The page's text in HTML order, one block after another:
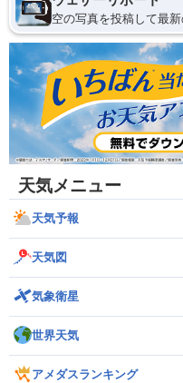
空の写真を投稿して最
天気メニュー
天気予報
天気図
気象衛星
世界天気
アメダスランキング